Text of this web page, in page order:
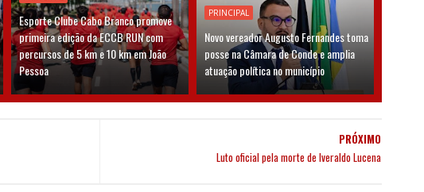
Esporte Clube Cabo Branco promove
primeira edição da ECCB RUN com
percursos de 5 km e 10 km em João
Pessoa
PRINCIPAL
Novo vereador Augusto Fernandes toma
posse na Câmara de Conde e amplia
atuação política no município
PRÓXIMO
Luto oficial pela morte de Iveraldo Lucena